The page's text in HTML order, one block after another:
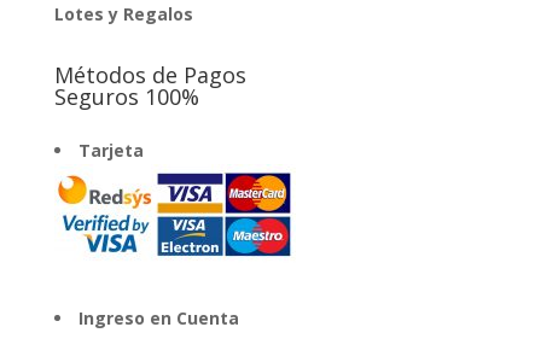
Lotes y Regalos
Métodos de Pagos
Seguros 100%
Tarjeta
Ingreso en Cuenta